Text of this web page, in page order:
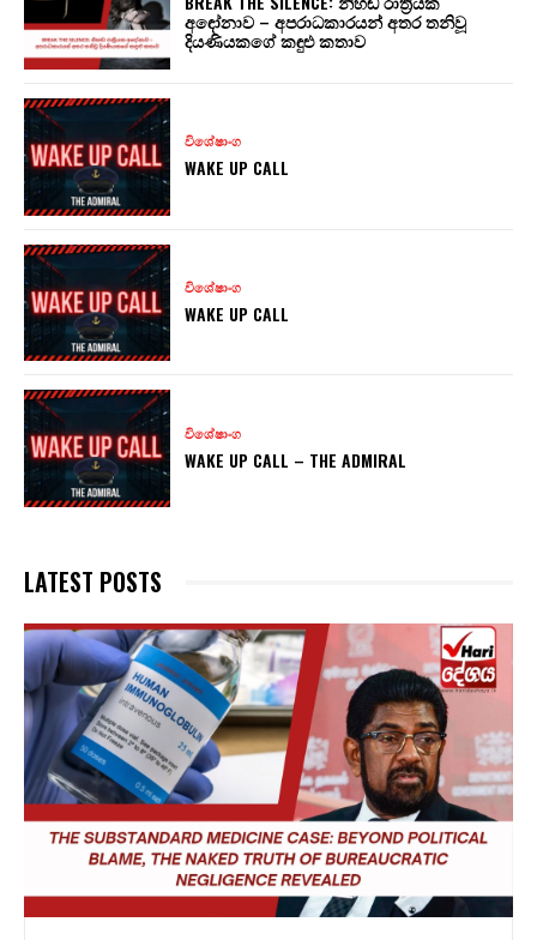
අඳෝනාව – අපරාධකාරයන් අතර තනිවූ
දියණියකගේ කඳුළු කතාව
විශේෂාංග
WAKE UP CALL
විශේෂාංග
WAKE UP CALL
විශේෂාංග
WAKE UP CALL – THE ADMIRAL
LATEST POSTS